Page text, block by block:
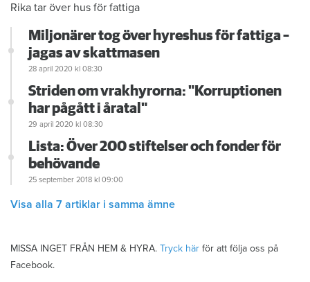
Rika tar över hus för fattiga
Miljonärer tog över hyreshus för fattiga –
jagas av skattmasen
28 april 2020 kl 08:30
Striden om vrakhyrorna: "Korruptionen
har pågått i åratal"
29 april 2020 kl 08:30
Lista: Över 200 stiftelser och fonder för
behövande
25 september 2018 kl 09:00
Visa alla 7 artiklar i samma ämne
MISSA INGET FRÅN HEM & HYRA. Tryck här för att följa oss på
Facebook.